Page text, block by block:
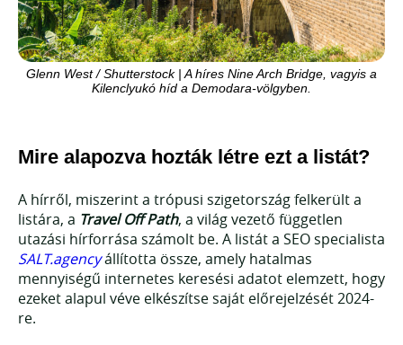
Glenn West / Shutterstock | A híres Nine Arch Bridge, vagyis a
Kilenclyukó híd a Demodara-völgyben.
Mire alapozva hozták létre ezt a listát?
A hírről, miszerint a trópusi szigetország felkerült a
listára, a Travel Off Path, a világ vezető független
utazási hírforrása számolt be. A listát a SEO specialista
SALT.agencyállította össze, amely hatalmas
mennyiségű internetes keresési adatot elemzett, hogy
ezeket alapul véve elkészítse saját előrejelzését 2024-
re.